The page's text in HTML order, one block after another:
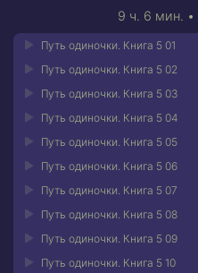
9 ч. 6 мин. •
Путь одиночки. Книга 5 01
Путь одиночки. Книга 5 02
Путь одиночки. Книга 5 03
Путь одиночки. Книга 5 04
Путь одиночки. Книга 5 05
Путь одиночки. Книга 5 06
Путь одиночки. Книга 5 07
Путь одиночки. Книга 5 08
Путь одиночки. Книга 5 09
Путь одиночки. Книга 5 10